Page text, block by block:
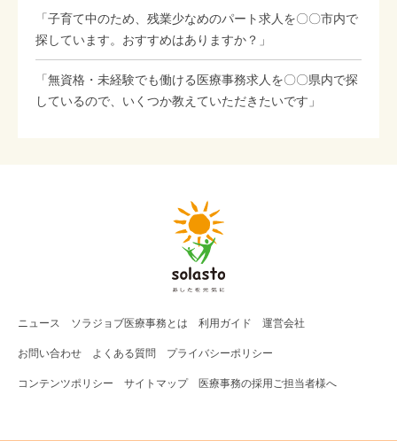
「子育て中のため、残業少なめのパート求人を〇〇市内で
探しています。おすすめはありますか？」
「無資格・未経験でも働ける医療事務求人を〇〇県内で探
しているので、いくつか教えていただきたいです」
ニュース ソラジョブ医療事務 とは 利用ガイド 運営会社
お問い合わせ よくある質問 プライバシーポリシー
コンテンツポリシー サイトマップ 医療事務の採用ご担当者様へ